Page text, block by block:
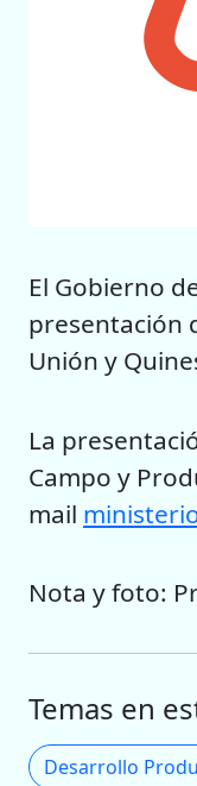
El Gobierno
presentación
Unión y
La
Campo y
mail
Nota y foto:
Temas en
Desarrollo